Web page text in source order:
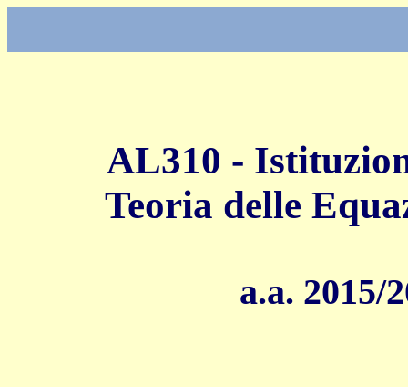
AL310 -
Teoria delle
a.a. 2015/